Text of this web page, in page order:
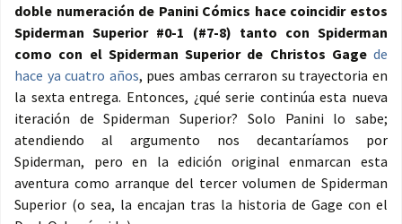
doble numeración de Panini Cómics hace coincidir estos
Spiderman Superior #0-1 (#7-8) tanto con Spiderman
como con el Spiderman Superior de Christos Gage de
hace ya cuatro años, pues ambas cerraron su trayectoria en
la sexta entrega. Entonces, ¿qué serie continúa esta nueva
iteración de Spiderman Superior? Solo Panini lo sabe;
atendiendo al argumento nos decantaríamos por
Spiderman, pero en la edición original enmarcan esta
aventura como arranque del tercer volumen de Spiderman
Superior (o sea, la encajan tras la historia de Gage con el